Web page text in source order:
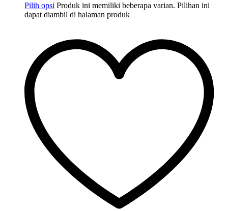
Pilih opsi Produk ini memiliki beberapa varian. Pilihan ini
dapat diambil di halaman produk